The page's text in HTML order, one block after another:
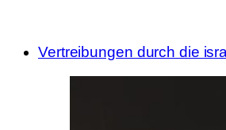
Vertreibungen durch die